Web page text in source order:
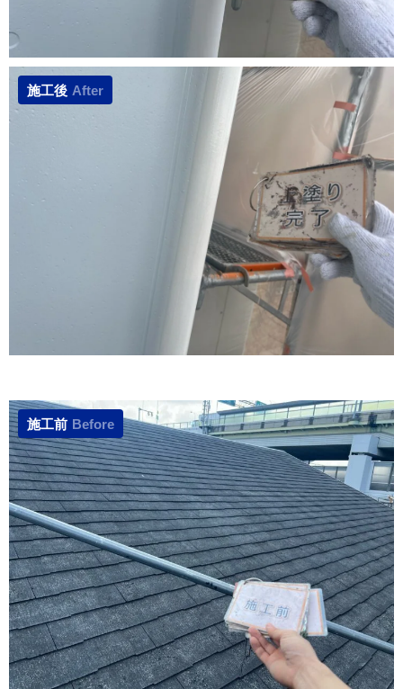
施工後 After
施工前 Before